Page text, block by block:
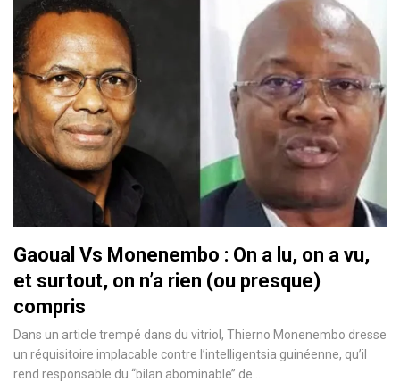
Gaoual Vs Monenembo : On a lu, on a vu,
et surtout, on n’a rien (ou presque)
compris
Dans un article trempé dans du vitriol, Thierno Monenembo dresse
un réquisitoire implacable contre l’intelligentsia guinéenne, qu’il
rend responsable du ‘‘bilan abominable’’ de…